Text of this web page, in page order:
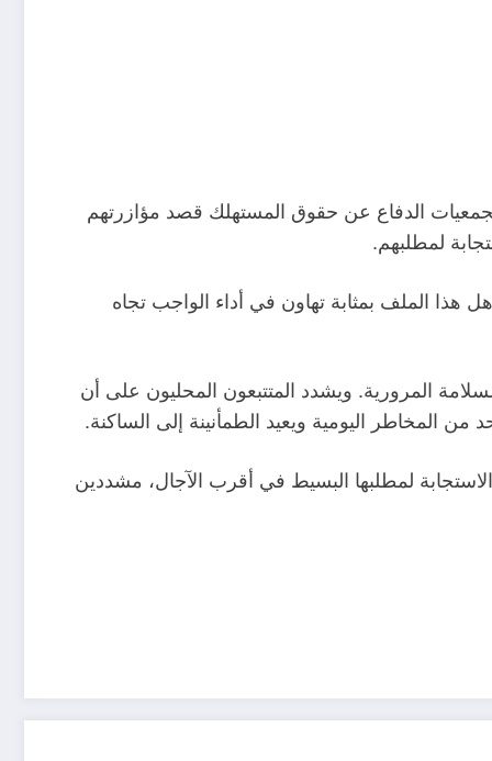
الدفاع عن حقوق المستهلك قصد مؤازرتهم
لمطلبهم.
الملف بمثابة تهاون في أداء الواجب تجاه
المرورية. ويشدد المتتبعون المحليون على أن
اليومية ويعيد الطمأنينة إلى الساكنة.
لمطلبها البسيط في أقرب الآجال، مشددين